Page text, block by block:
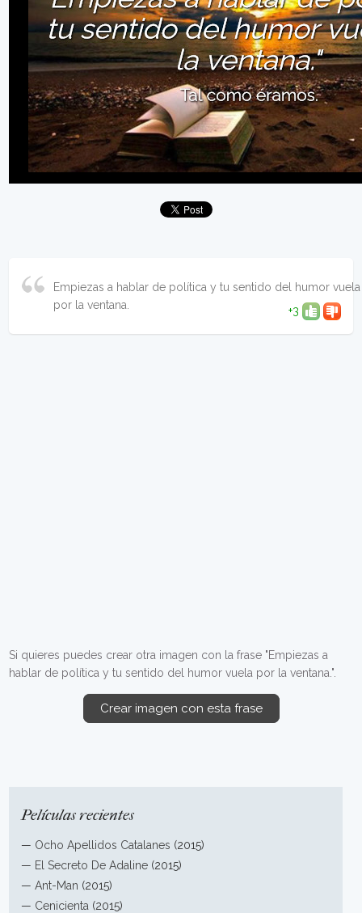
Empiezas a hablar de política y tu sentido del humor vuela
por la ventana.
+3
Si quieres puedes crear otra imagen con la frase "Empiezas a
hablar de política y tu sentido del humor vuela por la ventana.".
Crear imagen con esta frase
Películas recientes
— Ocho Apellidos Catalanes (2015)
— El Secreto De Adaline (2015)
—Ant-Man (2015)
— Cenicienta (2015)